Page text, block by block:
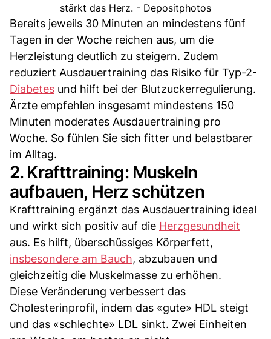
stärkt das Herz. - Depositphotos
Bereits jeweils 30 Minuten an mindestens fünf
Tagen in der Woche reichen aus, um die
Herzleistung deutlich zu steigern. Zudem
reduziert Ausdauertraining das Risiko für Typ-2-
Diabetes und hilft bei der Blutzuckerregulierung.
Ärzte empfehlen insgesamt mindestens 150
Minuten moderates Ausdauertraining pro
Woche. So fühlen Sie sich fitter und belastbarer
im Alltag.
2. Krafttraining: Muskeln
aufbauen, Herz schützen
Krafttraining ergänzt das Ausdauertraining ideal
und wirkt sich positiv auf die Herzgesundheit
aus. Es hilft, überschüssiges Körperfett,
insbesondere am Bauch, abzubauen und
gleichzeitig die Muskelmasse zu erhöhen.
Diese Veränderung verbessert das
Cholesterinprofil, indem das «gute» HDL steigt
und das «schlechte» LDL sinkt. Zwei Einheiten